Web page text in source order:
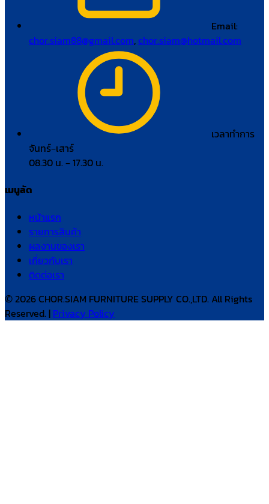
Email:
chor.siam88@gmail.com,chor.siam@hotmail.com
เวลาทำการ
จันทร์–เสาร์
08.30 น. – 17.30 น.
เมนูลัด
หน้าแรก
รายการสินค้า
ผลงานของเรา
เกี่ยวกับเรา
ติดต่อเรา
© 2026 CHOR.SIAM FURNITURE SUPPLY CO.,LTD. All Rights
Reserved. | Privacy Policy